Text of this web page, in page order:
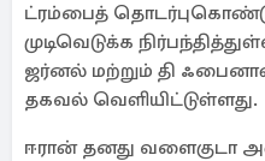
ட்ரம்பைத்
முடிவெடுக்க
ஜர்னல் மற்றும் தி
தகவல் வெளியிட்டுள்ளது.
ஈரான் தனது வளைகுடா